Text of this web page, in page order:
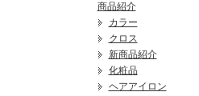
商品紹介
カラー
クロス
新商品紹介
化粧品
ヘアアイロン